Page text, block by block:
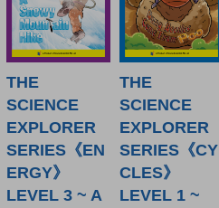
THE
SCIENCE
EXPLORER
SERIES《EN
ERGY》
LEVEL 3 ~ A
THE
SCIENCE
EXPLORER
SERIES《CY
CLES》
LEVEL 1 ~